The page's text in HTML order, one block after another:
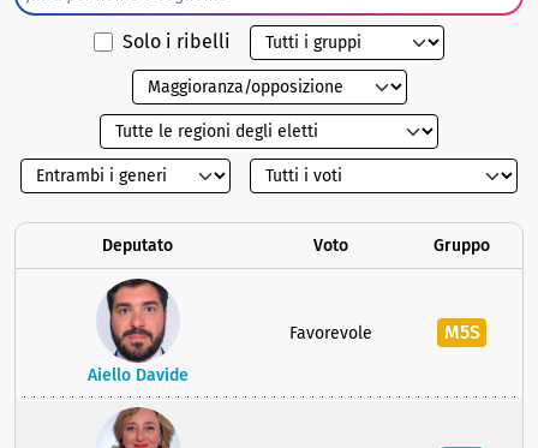
Solo i ribelli
Deputato Voto Gruppo
Aiello Davide
Favorevole M5S